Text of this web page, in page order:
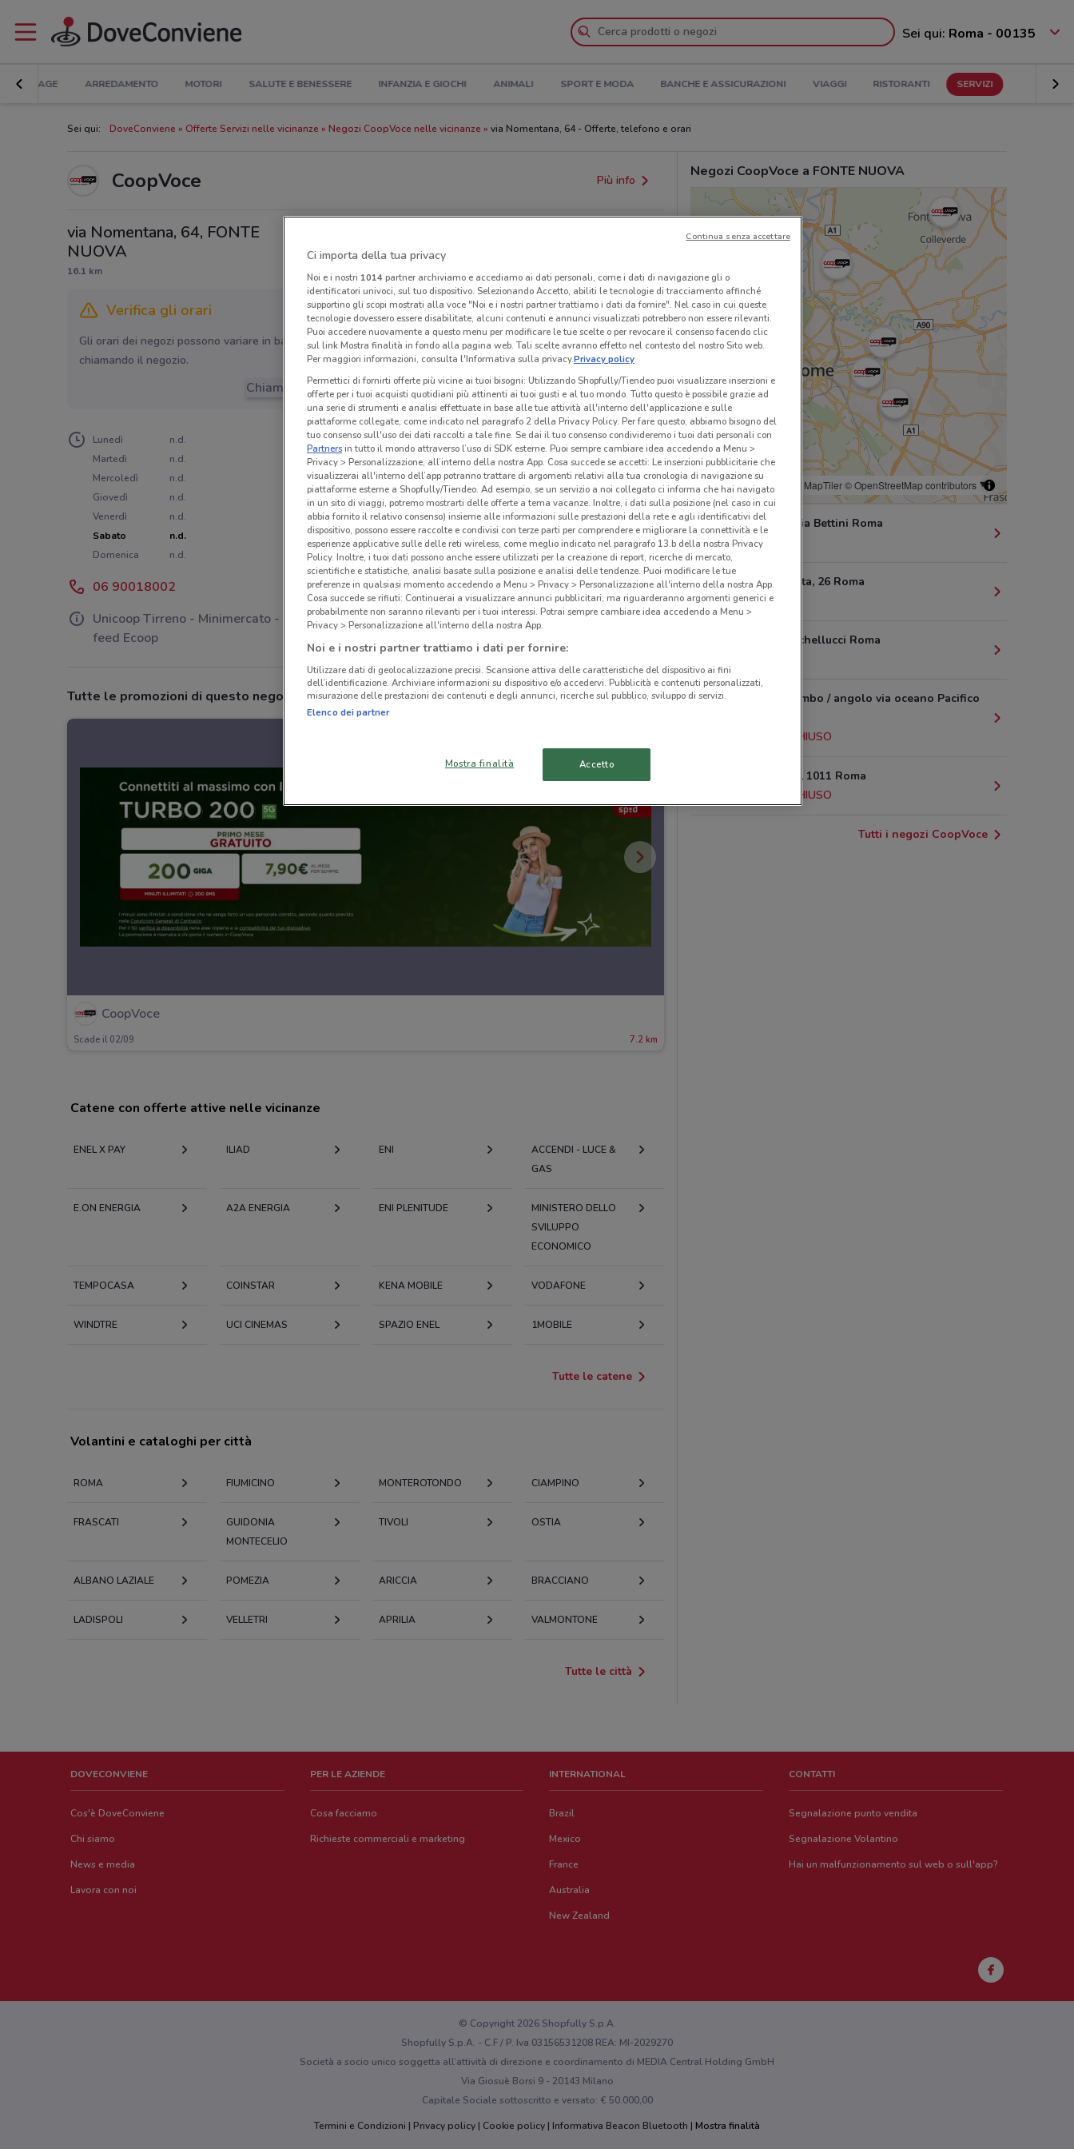
Sei qui: Roma - 00135
BRICOLAGE ARREDAMENTO MOTORI SALUTE E BENESSERE INFANZIA E GIOCHI ANIMALI SPORT E MODA BANCHE E ASSICURAZIONI VIAGGI RISTORANTI SERVIZI
Sei qui: DoveConviene Offerte Servizi nelle vicinanze Negozi CoopVoce nelle vicinanze via Nomentana, 64 - Offerte, telefono e orari
CoopVoce Più info
via Nomentana, 64, FONTE
NUOVA
16.1 km
Verifica gli orari
Gli orari dei negozi possono variare in base agli ultimi provvedimenti regionali o nazionali. Verifica l’accuratezza
chiamando il negozio.
Chiama il negozio
Lunedì
n.d.
Martedì
n.d.
Mercoledì
n.d.
Giovedì
n.d.
Venerdì
n.d.
Sabato
n.d.
Domenica
n.d.
06 90018002
Unicoop Tirreno - Minimercato - Store from
feed Ecoop
Tutte le promozioni di questo negozio
CoopVoce
Scade il 02/09 7.2 km
Negozi CoopVoce a FONTE NUOVA
© MapTiler© OpenStreetMap contributors
Via Cervi/Via Bettini Roma
7.2 km
Largo Agosta, 26 Roma
9.7 km
Largo Franchellucci Roma
Via C. Colombo / angolo via oceano Pacifico
CHIUSO
via Casilina, 1011 Roma
CHIUSO
Tutti i negozi CoopVoce
Catene con offerte attive nelle vicinanze
ENEL X PAY ILIAD ENI
ACCENDI - LUCE &
GAS
E.ON ENERGIA A2A ENERGIA ENI PLENITUDE
MINISTERO DELLO
SVILUPPO
ECONOMICO
TEMPOCASA COINSTAR KENA MOBILE VODAFONE
WINDTRE UCI CINEMAS SPAZIO ENEL 1MOBILE
Tutte le catene
Volantini e cataloghi per città
ROMA FIUMICINO MONTEROTONDO CIAMPINO
FRASCATI
GUIDONIA
MONTECELIO
TIVOLI OSTIA
ALBANO LAZIALE POMEZIA ARICCIA BRACCIANO
LADISPOLI VELLETRI APRILIA VALMONTONE
Tutte le città
DOVECONVIENE
Cos'è DoveConviene
Chi siamo
News e media
Lavora con noi
PER LE AZIENDE
Cosa facciamo
Richieste commerciali e marketing
INTERNATIONAL
Brazil
Mexico
France
Australia
New Zealand
CONTATTI
Segnalazione punto vendita
Segnalazione Volantino
Hai un malfunzionamento sul web o sull'app?
© Copyright 2026 Shopfully S.p.A.
Shopfully S.p.A. - C.F / P. Iva 03156531208 REA: MI-2029270
Società a socio unico soggetta all’attività di direzione e coordinamento di MEDIA Central Holding GmbH
Via Giosuè Borsi 9 - 20143 Milano
Capitale Sociale sottoscritto e versato: € 50.000,00
Termini e Condizioni
Privacy policy Cookie policy Informativa Beacon Bluetooth Mostra finalità
Ci importa della tua privacy
Noi e i nostri 1014partner archiviamo e accediamo ai dati personali, come i dati di navigazione gli o
identificatori univoci, sul tuo dispositivo. Selezionando Accetto, abiliti le tecnologie di tracciamento affinché
supportino gli scopi mostrati alla voce "Noi e i nostri partner trattiamo i dati da fornire". Nel caso in cui queste
tecnologie dovessero essere disabilitate, alcuni contenuti e annunci visualizzati potrebbero non essere rilevanti.
Puoi accedere nuovamente a questo menu per modificare le tue scelte o per revocare il consenso facendo clic
sul link Mostra finalità in fondo alla pagina web. Tali scelte avranno effetto nel contesto del nostro Sito web.
Per maggiori informazioni, consulta l'Informativa sulla privacy.Privacy policy
Permettici di fornirti offerte più vicine ai tuoi bisogni: Utilizzando Shopfully/Tiendeo puoi visualizzare inserzioni e
offerte per i tuoi acquisti quotidiani più attinenti ai tuoi gusti e al tuo mondo. Tutto questo è possibile grazie ad
una serie di strumenti e analisi effettuate in base alle tue attività all'interno dell'applicazione e sulle
piattaforme collegate, come indicato nel paragrafo 2 della Privacy Policy. Per fare questo, abbiamo bisogno del
tuo consenso sull'uso dei dati raccolti a tale fine. Se dai il tuo consenso condivideremo i tuoi dati personali con
Partnersin tutto il mondo attraverso l’uso di SDK esterne. Puoi sempre cambiare idea accedendo a Menu >
Privacy > Personalizzazione, all’interno della nostra App. Cosa succede se accetti: Le inserzioni pubblicitarie che
visualizzerai all'interno dell’app potranno trattare di argomenti relativi alla tua cronologia di navigazione su
piattaforme esterne a Shopfully/Tiendeo. Ad esempio, se un servizio a noi collegato ci informa che hai navigato
in un sito di viaggi, potremo mostrarti delle offerte a tema vacanze. Inoltre, i dati sulla posizione (nel caso in cui
abbia fornito il relativo consenso) insieme alle informazioni sulle prestazioni della rete e agli identificativi del
dispositivo, possono essere raccolte e condivisi con terze parti per comprendere e migliorare la connettività e le
esperienze applicative sulle delle reti wireless, come meglio indicato nel paragrafo 13.b della nostra Privacy
Policy. Inoltre, i tuoi dati possono anche essere utilizzati per la creazione di report, ricerche di mercato,
scientifiche e statistiche, analisi basate sulla posizione e analisi delle tendenze. Puoi modificare le tue
preferenze in qualsiasi momento accedendo a Menu > Privacy > Personalizzazione all'interno della nostra App.
Cosa succede se rifiuti: Continuerai a visualizzare annunci pubblicitari, ma riguarderanno argomenti generici e
probabilmente non saranno rilevanti per i tuoi interessi. Potrai sempre cambiare idea accedendo a Menu >
Privacy > Personalizzazione all'interno della nostra App.
Noi e i nostri partner trattiamo i dati per fornire:
Utilizzare dati di geolocalizzazione precisi. Scansione attiva delle caratteristiche del dispositivo ai fini
dell’identificazione. Archiviare informazioni su dispositivo e/o accedervi. Pubblicità e contenuti personalizzati,
misurazione delle prestazioni dei contenuti e degli annunci, ricerche sul pubblico, sviluppo di servizi.
Elenco dei partner
Mostra finalità Accetto
Continua senza accettare